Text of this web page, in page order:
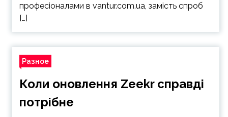
професіоналами в vantur.com.ua, замість спроб
[…]
Разное
Коли оновлення Zeekr справді
потрібне